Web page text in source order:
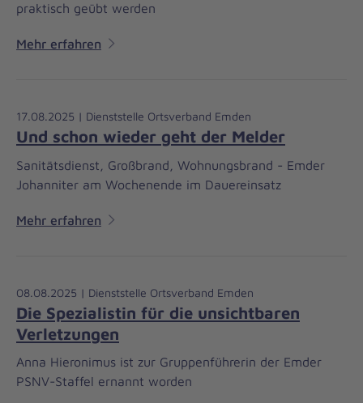
praktisch geübt werden
Mehr erfahren
17.08.2025 | Dienststelle Ortsverband Emden
Und schon wieder geht der Melder
Sanitätsdienst, Großbrand, Wohnungsbrand - Emder
Johanniter am Wochenende im Dauereinsatz
Mehr erfahren
08.08.2025 | Dienststelle Ortsverband Emden
Die Spezialistin für die unsichtbaren
Verletzungen
Anna Hieronimus ist zur Gruppenführerin der Emder
PSNV-Staffel ernannt worden